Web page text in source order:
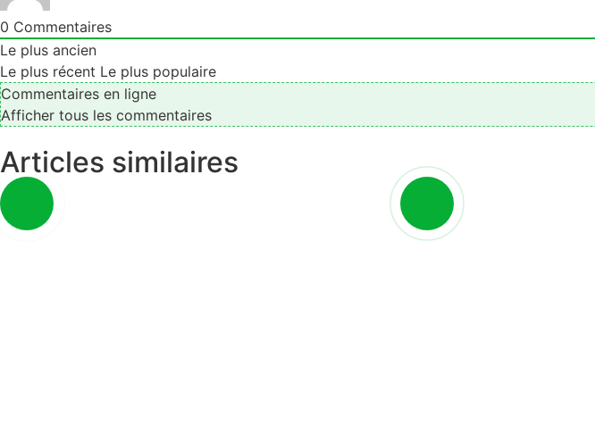
0 Commentaires
Le plus ancien
Le plus récent Le plus populaire
Commentaires en ligne
Afficher tous les commentaires
Articles similaires